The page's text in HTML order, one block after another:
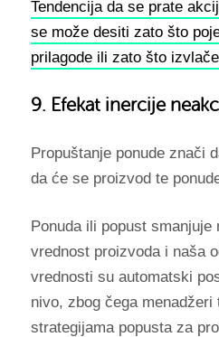
Tendencija da se prate
se može desiti zato što
prilagode ili zato što
9. Efekat inercije
Propuštanje ponude znači
da će se proizvod te
Ponuda ili popust smanjuje
vrednost proizvoda i naša
vrednosti su automatski
nivo, zbog čega
strategijama popusta za